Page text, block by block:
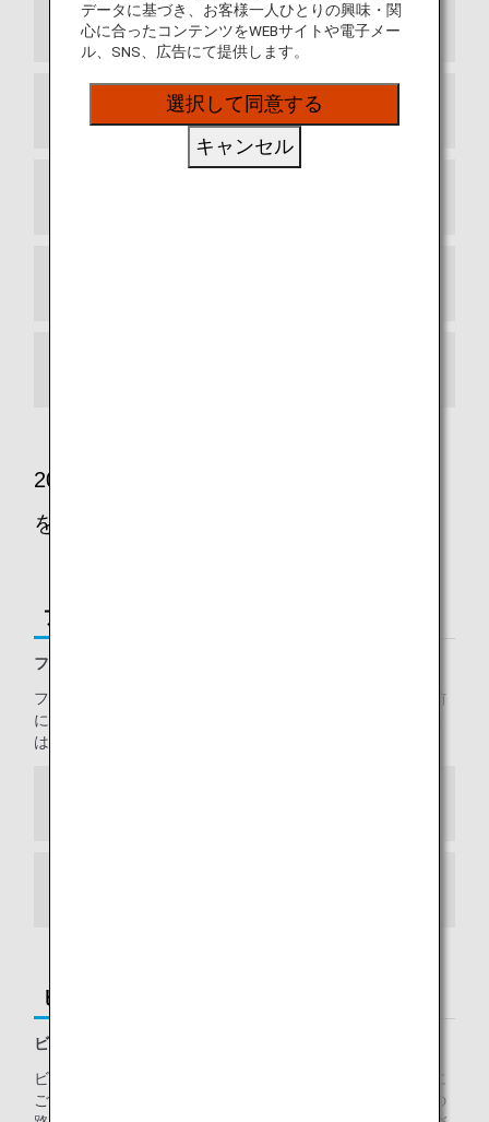
和食
2026年6月～2026年8月期の一部メニュー
をご紹介
ファーストクラス
ファーストクラス 機内食事前予約サービス
ファーストクラスにご搭乗のお客様は、お好みの食事を事前
にご予約いただけます。
はこちら。
ビジネスクラス
ビジネスクラス 機内食事前予約サービス
ビジネスクラスにご搭乗のお客様は、お好みの食事を事前に
ご予約いただけます。東京発の一部路線ではご搭乗便以外の
データに基づき、お客様一人ひとりの興味・関
心に合ったコンテンツをWEBサイトや電子メー
ル、SNS、広告にて提供します。
選択して同意する
キャンセル